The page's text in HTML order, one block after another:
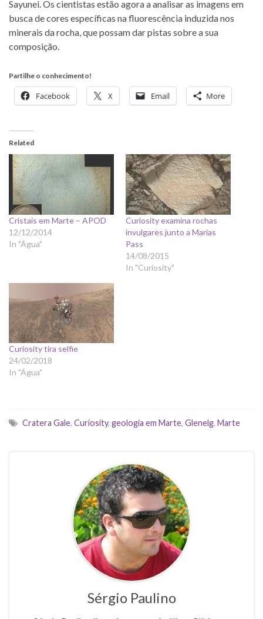
Sayunei. Os cientistas estão agora a analisar as imagens em
busca de cores específicas na fluorescência induzida nos
minerais da rocha, que possam dar pistas sobre a sua
composição.
Partilhe o conhecimento!
Facebook X Email More
Related
Cristais em Marte – APOD
12/12/2014
In "Água"
Curiosity examina rochas
invulgares junto a Marias
Pass
14/08/2015
In "Curiosity"
Curiosity tira selfie
24/02/2018
In "Água"
Cratera Gale, Curiosity, geologia em Marte, Glenelg, Marte
Sérgio Paulino